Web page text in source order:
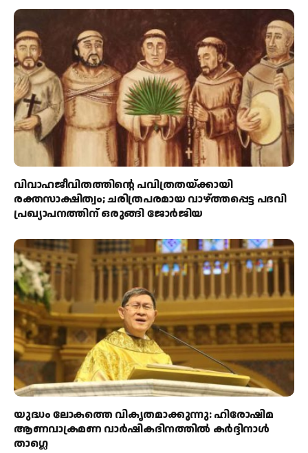
വിവാഹജീവിതത്തിന്റെ പവിത്രതയ്ക്കായി
രക്തസാക്ഷിത്വം; ചരിത്രപരമായ വാഴ്ത്തപ്പെട്ട പദവി
പ്രഖ്യാപനത്തിന് ഒരുങ്ങി ജോര്‍ജിയ
യുദ്ധം ലോകത്തെ വികൃതമാക്കുന്നു: ഹിരോഷിമ
ആണവാക്രമണ വാർഷികദിനത്തിൽ കർദ്ദിനാൾ
താഗ്ലെ